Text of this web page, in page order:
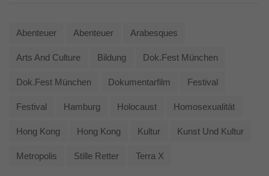
Abenteuer Abenteuer Arabesques
Arts And Culture Bildung Dok.fest München
Dok.fest München Dokumentarfilm Festival
Festival Hamburg Holocaust Homosexualität
Hong Kong Hong Kong Kultur Kunst Und Kultur
Metropolis Stille Retter Terra X